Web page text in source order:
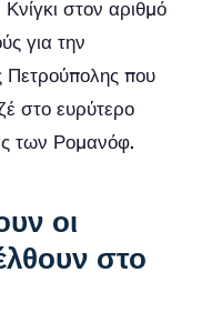
στον αριθμό
για την
Πετρούπολης που
στο ευρύτερο
των Ρομανόφ.
οι
στο